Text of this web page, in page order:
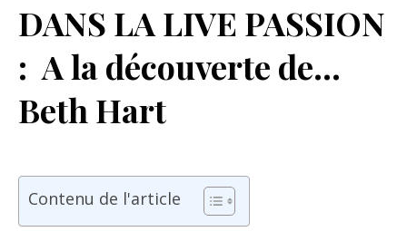
DANS LA LIVE PASSION
: A la découverte de…
Beth Hart
Contenu de l'article